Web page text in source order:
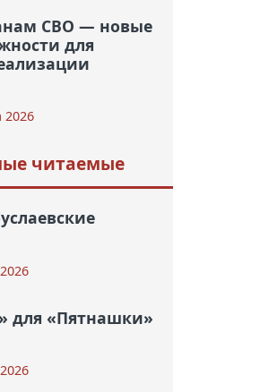
СВО — новые
для
2026
читаемые
для «Пятнашки»